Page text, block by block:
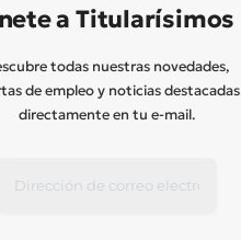
a Titularísimos
todas nuestras novedades,
de empleo y noticias destacadas
directamente en tu e-mail.